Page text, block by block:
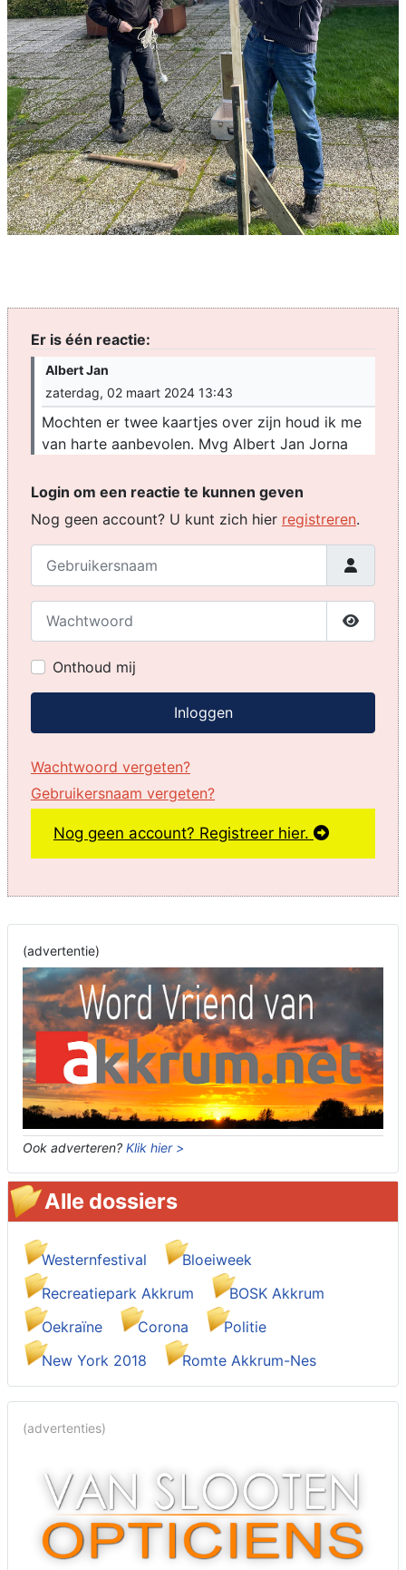
Er is één reactie:
Albert Jan
zaterdag, 02 maart 2024 13:43
Mochten er twee kaartjes over zijn houd ik me
van harte aanbevolen. Mvg Albert Jan Jorna
Login om een reactie te kunnen geven
Nog geen account? U kunt zich hier registreren.
Toon
Onthoud mij
Inloggen
Wachtwoord vergeten?
Gebruikersnaam vergeten?
Nog geen account? Registreer hier.
(advertentie)
Ook adverteren? Klik hier >
Alle dossiers
Westernfestival
Bloeiweek
Recreatiepark Akkrum
BOSK Akkrum
Oekraïne
Corona
Politie
New York 2018
Romte Akkrum-Nes
(advertenties)